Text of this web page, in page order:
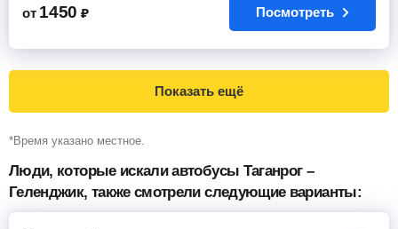
от 1450 ₽ Посмотреть
Показать ещё
*Время указано местное.
Люди, которые искали автобусы Таганрог –
Геленджик, также смотрели следующие варианты: